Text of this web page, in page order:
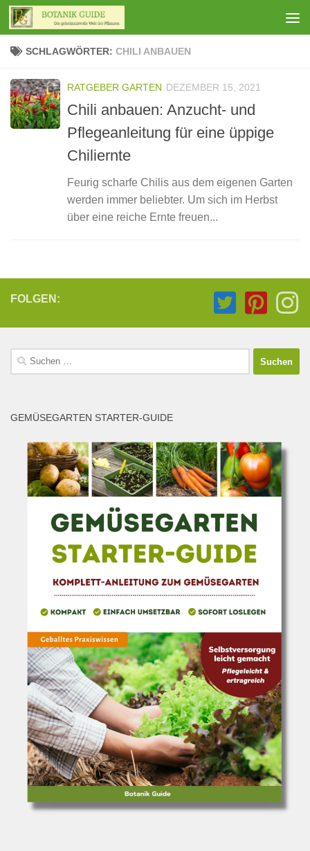
Zum Inhalt springen
SCHLAGWÖRTER: CHILI ANBAUEN
RATGEBER GARTEN DEZEMBER 15, 2021
Chili anbauen: Anzucht- und
Pflegeanleitung für eine üppige
Chiliernte
Feurig scharfe Chilis aus dem eigenen Garten
werden immer beliebter. Um sich im Herbst
über eine reiche Ernte freuen...
FOLGEN:
Suchen
nach:
GEMÜSEGARTEN STARTER-GUIDE